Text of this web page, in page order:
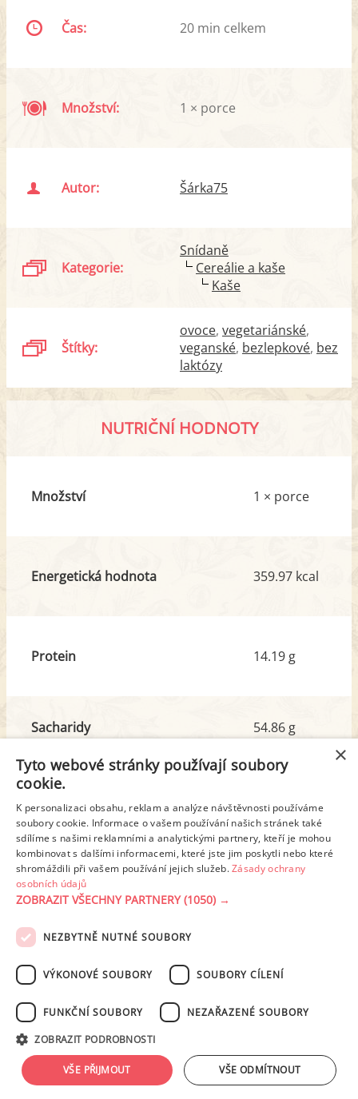
Čas: 20 min celkem
Množství: 1 × porce
Autor: Šárka75
Kategorie:
Snídaně
Cereálie a kaše
Kaše
Štítky:
ovoce vegetariánské
veganské bezlepkové bez
laktózy
NUTRIČNÍ HODNOTY
Množství 1 × porce
Energetická hodnota 359.97 kcal
Protein 14.19 g
Sacharidy
z toho cukr
54.86 g
27.42 g
Tuk
z toho nas. mastné kyseliny
8.31 g
3.07 g
Detailní rozpis
PODMÍNKY UŽITÍ ZÁSADY OCHRANY OSOBNÍCH ÚDAJŮ
NASTAVENÍ COOKIES
tohoto serveru je bez písemného souhlasu provozovatele zakázáno.
Design: Eva Roverová
×
Tyto webové stránky používají soubory
cookie.
K personalizaci obsahu, reklam a analýze návštěvnosti používáme
soubory cookie. Informace o vašem používání našich stránek také
sdílíme s našimi reklamními a analytickými partnery, kteří je mohou
kombinovat s dalšími informacemi, které jste jim poskytli nebo které
shromáždili při vašem používání jejich služeb.Zásady ochrany
osobních údajů
ZOBRAZIT VŠECHNY PARTNERY(1050) →
NEZBYTNĚ NUTNÉ SOUBORY
VÝKONOVÉ SOUBORY SOUBORY CÍLENÍ
FUNKČNÍ SOUBORY NEZAŘAZENÉ SOUBORY
ZOBRAZIT PODROBNOSTI
VŠE PŘIJMOUT VŠE ODMÍTNOUT